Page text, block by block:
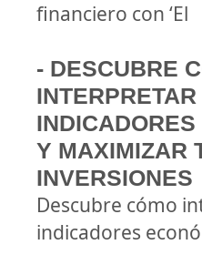
financiero con ‘El
- DESCUBRE
Y MAXIMIZAR
INVERSIONES
Descubre cómo
indicadores